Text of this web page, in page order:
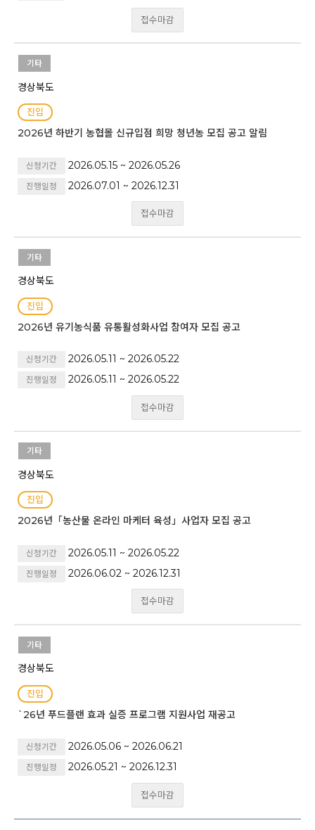
접수마감
기타
경상북도
진입
2026년 하반기 농협몰 신규입점 희망 청년농 모집 공고 알림
신청기간 2026.05.15 ~ 2026.05.26
진행일정 2026.07.01 ~ 2026.12.31
접수마감
기타
경상북도
진입
2026년 유기농식품 유통활성화사업 참여자 모집 공고
신청기간 2026.05.11 ~ 2026.05.22
진행일정 2026.05.11 ~ 2026.05.22
접수마감
기타
경상북도
진입
2026년「농산물 온라인 마케터 육성」사업자 모집 공고
신청기간 2026.05.11 ~ 2026.05.22
진행일정 2026.06.02 ~ 2026.12.31
접수마감
기타
경상북도
진입
`26년 푸드플랜 효과 실증 프로그램 지원사업 재공고
신청기간 2026.05.06 ~ 2026.06.21
진행일정 2026.05.21 ~ 2026.12.31
접수마감